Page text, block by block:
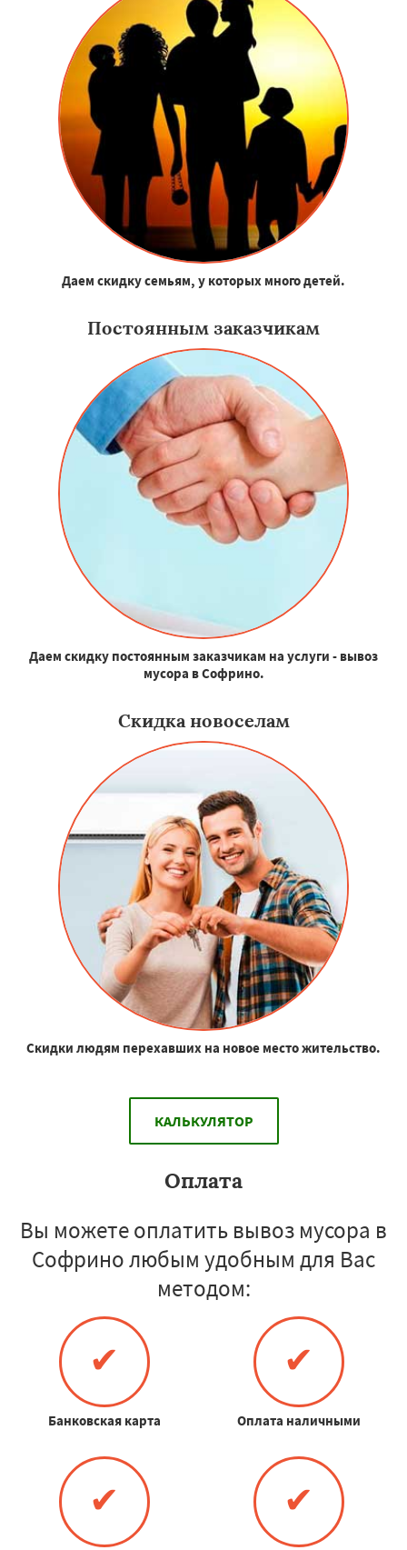
Даем скидку семьям, у которых много детей.
Постоянным заказчикам
Даем скидку постоянным заказчикам на услуги - вывоз
мусора в Софрино.
Скидка новоселам
Скидки людям перехавших на новое место жительство.
КАЛЬКУЛЯТОР
Оплата
Вы можете оплатить вывоз мусора в
Софрино любым удобным для Вас
методом:
✔
Банковская карта
✔
Оплата наличными
✔ ✔